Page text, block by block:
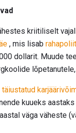
kriitiliselt
, mis lisab
dollarit. Muude
täiustatud
kuueks
väga väheste